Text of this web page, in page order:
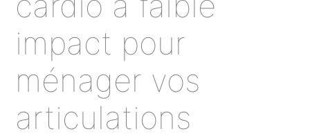
impact pour
ménager vos
articulations